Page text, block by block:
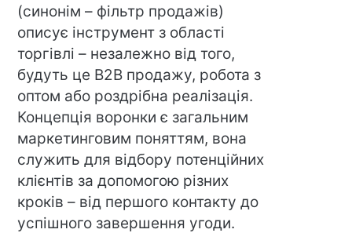
(синонім – фільтр продажів)
описує інструмент з області
торгівлі – незалежно від того,
будуть це B2B продажу, робота з
оптом або роздрібна реалізація.
Концепція воронки є загальним
маркетинговим поняттям, вона
служить для відбору потенційних
клієнтів за допомогою різних
кроків – від першого контакту до
успішного завершення угоди.